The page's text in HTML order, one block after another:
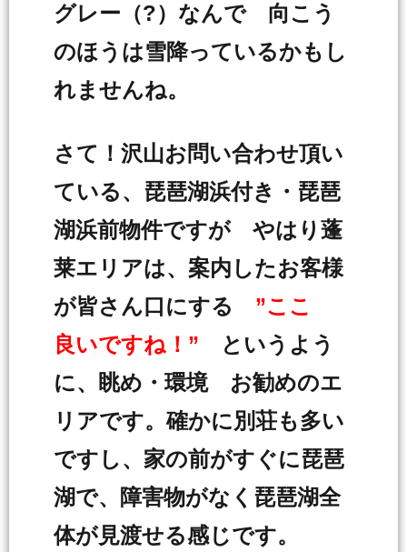
グレー（?）なんで 向こう
のほうは雪降っているかもし
れませんね。
さて！沢山お問い合わせ頂い
ている、琵琶湖浜付き・琵琶
湖浜前物件ですが やはり蓬
莱エリアは、案内したお客様
が皆さん口にする ”ここ
良いですね！” というよう
に、眺め・環境 お勧めのエ
リアです。確かに別荘も多い
ですし、家の前がすぐに琵琶
湖で、障害物がなく琵琶湖全
体が見渡せる感じです。